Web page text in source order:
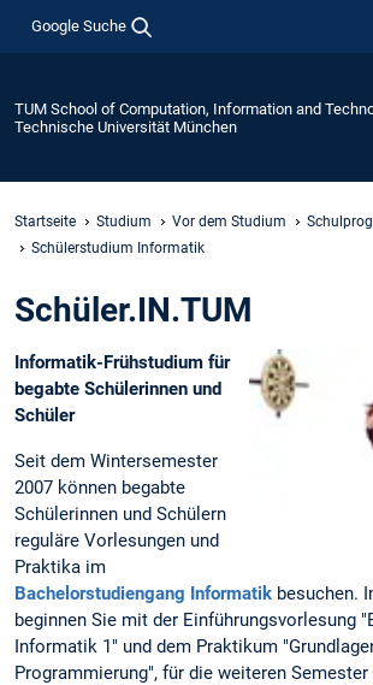
Google Suche
TUM School of Computation, Information and
Technische Universität München
Startseite Studium Vor dem Studium
Schülerstudium Informatik
Schüler.IN.TUM
Informatik-Frühstudium für
begabte Schülerinnen und
Schüler
Seit dem Wintersemester
2007 können begabte
Schülerinnen und Schülern
reguläre Vorlesungen und
Praktika im
Bachelorstudiengang Informatik besuchen.
beginnen Sie mit der Einführungsvorlesung
Informatik 1" und dem Praktikum
Programmierung", für die weiteren